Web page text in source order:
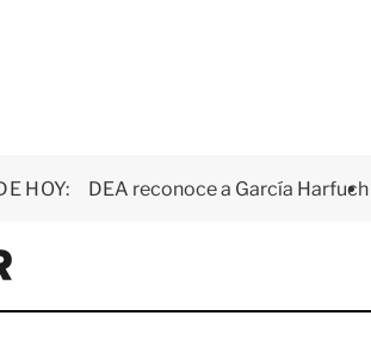
HOY: DEA reconoce a García Harfuch
E
x
e